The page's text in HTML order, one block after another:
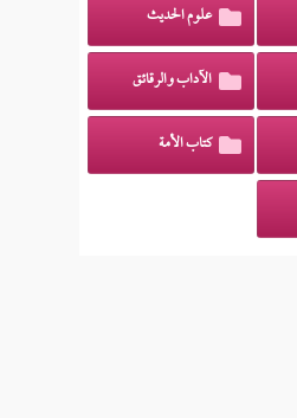
علوم الحديث
الآداب والرقائق
كتاب الأمة